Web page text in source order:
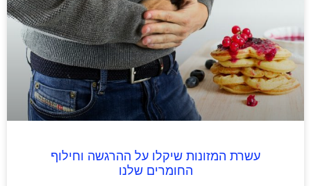
עשרת המזונות שיקלו על ההרגשה וחילוף
החומרים שלנו